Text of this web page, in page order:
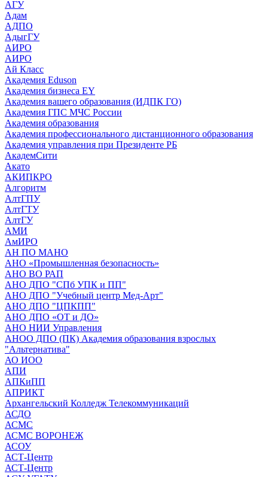
АГУ
Адам
АДПО
АдыгГУ
АИРО
АИРО
Ай Класс
Академия Eduson
Академия бизнеса EY
Академия вашего образования (ИДПК ГО)
Академия ГПС МЧС России
Академия образования
Академия профессионального дистанционного образования
Академия управления при Президенте РБ
АкадемСити
Акато
АКИПКРО
Алгоритм
АлтГПУ
АлтГТУ
АлтГУ
АМИ
АмИРО
АН ПО МАНО
АНО «Промышленная безопасность»
АНО ВО РАП
АНО ДПО "СПб УПК и ПП"
АНО ДПО "Учебный центр Мед-Арт"
АНО ДПО "ЦПКПП"
АНО ДПО «ОТ и ДО»
АНО НИИ Управления
АНОО ДПО (ПК) Академия образования взрослых
"Альтернатива"
АО ИОО
АПИ
АПКиПП
АПРИКТ
Архангельский Колледж Телекоммуникаций
АСДО
АСМС
АСМС ВОРОНЕЖ
АСОУ
АСТ-Центр
АСТ-Центр